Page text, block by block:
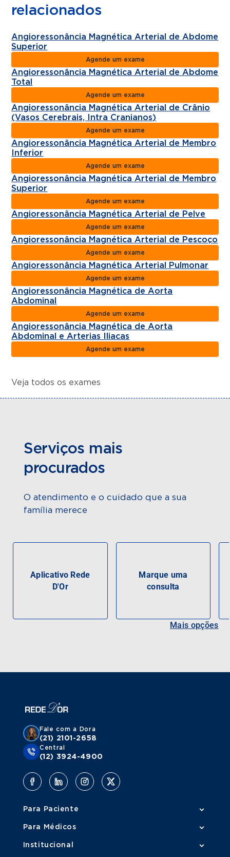
relacionados
Angioressonância Magnética Arterial de Abdome
Superior
Agende um exame
Angioressonância Magnética Arterial de Abdome
Total
Agende um exame
Angioressonância Magnética Arterial de Crânio
(Vasos Cerebrais, Intra Cranianos)
Agende um exame
Angioressonância Magnética Arterial de Membro
Inferior
Agende um exame
Angioressonância Magnética Arterial de Membro
Superior
Agende um exame
Angioressonância Magnética Arterial de Pelve
Agende um exame
Angioressonância Magnética Arterial de Pescoço
Agende um exame
Angioressonância Magnética Arterial Pulmonar
Agende um exame
Angioressonância Magnética de Aorta
Abdominal
Agende um exame
Angioressonância Magnética de Aorta
Abdominal e Arterias Iliacas
Agende um exame
Veja todos os exames
Serviços mais
procurados
O atendimento e o cuidado que a sua
família merece
Aplicativo Rede
D'Or
Marque uma
consulta
Mais opções
Fale com a Dora
(21) 2101-2658
Central
(12) 3924-4900
Para Paciente
Para Médicos
Institucional